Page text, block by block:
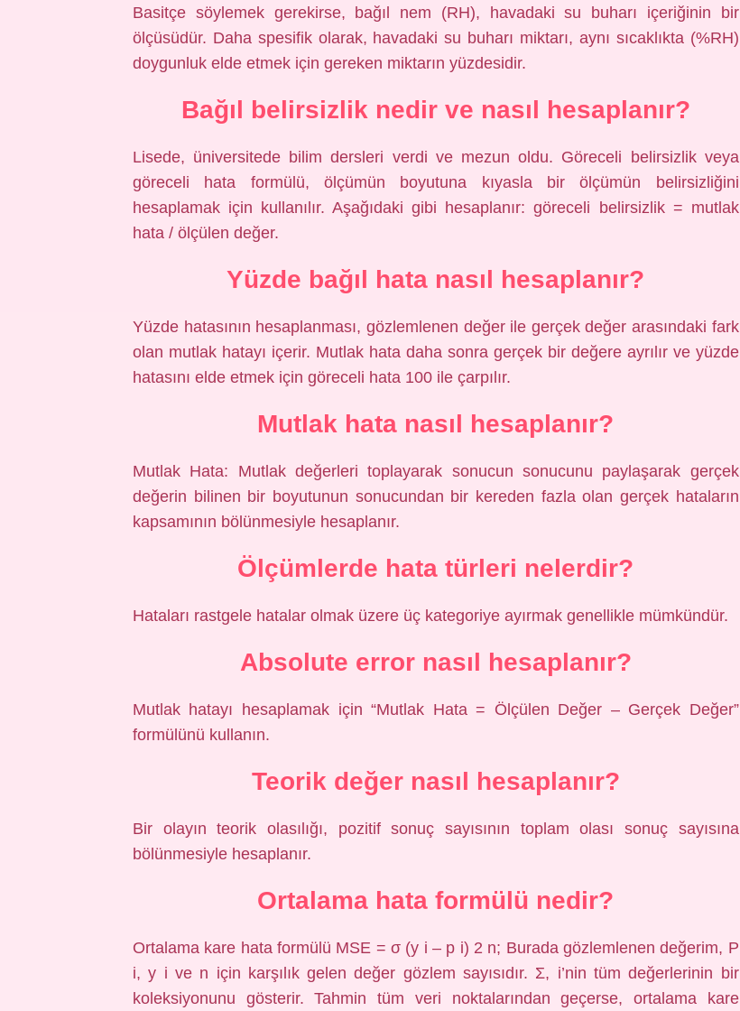
Basitçe söylemek gerekirse, bağıl nem (RH), havadaki su buharı içeriğinin bir
ölçüsüdür. Daha spesifik olarak, havadaki su buharı miktarı, aynı sıcaklıkta (%RH)
doygunluk elde etmek için gereken miktarın yüzdesidir.
Bağıl belirsizlik nedir ve nasıl hesaplanır?
Lisede, üniversitede bilim dersleri verdi ve mezun oldu. Göreceli belirsizlik veya
göreceli hata formülü, ölçümün boyutuna kıyasla bir ölçümün belirsizliğini
hesaplamak için kullanılır. Aşağıdaki gibi hesaplanır: göreceli belirsizlik = mutlak
hata / ölçülen değer.
Yüzde bağıl hata nasıl hesaplanır?
Yüzde hatasının hesaplanması, gözlemlenen değer ile gerçek değer arasındaki fark
olan mutlak hatayı içerir. Mutlak hata daha sonra gerçek bir değere ayrılır ve yüzde
hatasını elde etmek için göreceli hata 100 ile çarpılır.
Mutlak hata nasıl hesaplanır?
Mutlak Hata: Mutlak değerleri toplayarak sonucun sonucunu paylaşarak gerçek
değerin bilinen bir boyutunun sonucundan bir kereden fazla olan gerçek hataların
kapsamının bölünmesiyle hesaplanır.
Ölçümlerde hata türleri nelerdir?
Hataları rastgele hatalar olmak üzere üç kategoriye ayırmak genellikle mümkündür.
Absolute error nasıl hesaplanır?
Mutlak hatayı hesaplamak için “Mutlak Hata = Ölçülen Değer – Gerçek Değer”
formülünü kullanın.
Teorik değer nasıl hesaplanır?
Bir olayın teorik olasılığı, pozitif sonuç sayısının toplam olası sonuç sayısına
bölünmesiyle hesaplanır.
Ortalama hata formülü nedir?
Ortalama kare hata formülü MSE = σ (y i – p i) 2 n; Burada gözlemlenen değerim, P
i, y i ve n için karşılık gelen değer gözlem sayısıdır. Σ, i’nin tüm değerlerinin bir
koleksiyonunu gösterir. Tahmin tüm veri noktalarından geçerse, ortalama kare